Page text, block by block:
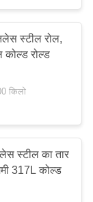
32
स्टील रोल,
कोल्ड रोल्ड
किलो
स्टील का तार
317L कोल्ड